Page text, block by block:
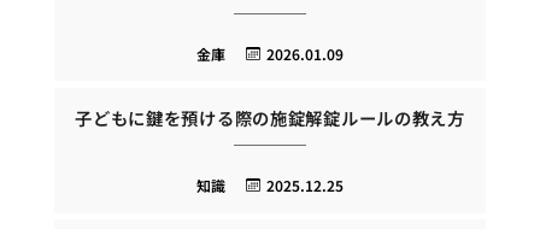
2026.01.09
金庫
子どもに鍵を預ける際の施錠解錠ルールの教え方
2025.12.25
知識